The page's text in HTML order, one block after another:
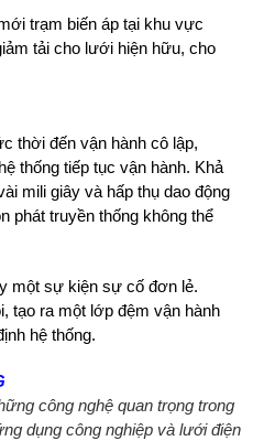
trạm biến áp tại khu vực
tải cho lưới hiện hữu, cho
thời đến vận hành cô lập,
thống tiếp tục vận hành. Khả
mili giây và hấp thụ dao động
phát truyền thống không thể
một sự kiện sự cố đơn lẻ.
tạo ra một lớp đệm vận hành
hệ thống.
công nghệ quan trọng trong
dụng công nghiệp và lưới điện